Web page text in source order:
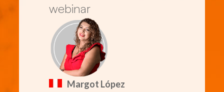
webinar
Margot López